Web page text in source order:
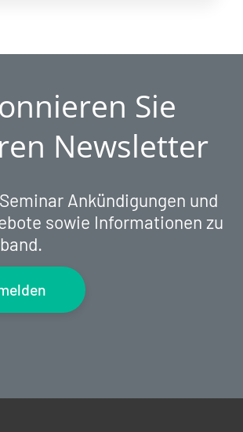
Sie
Newsletter
Ankündigungen und
sowie Informationen zu